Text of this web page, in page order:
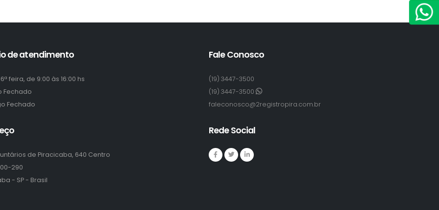
de atendimento
feira, de 9:00 às 16:00 hs
Fechado
Fechado
de Piracicaba, 640 Centro
290
- SP - Brasil
Fale Conosco
(19) 3447-3500
(19) 3447-3500
faleconosco@2registropira.com.br
Rede Social